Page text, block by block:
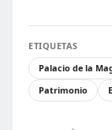
ETIQUETAS
Palacio de la
Patrimonio